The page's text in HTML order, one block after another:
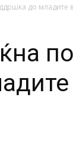
до младите